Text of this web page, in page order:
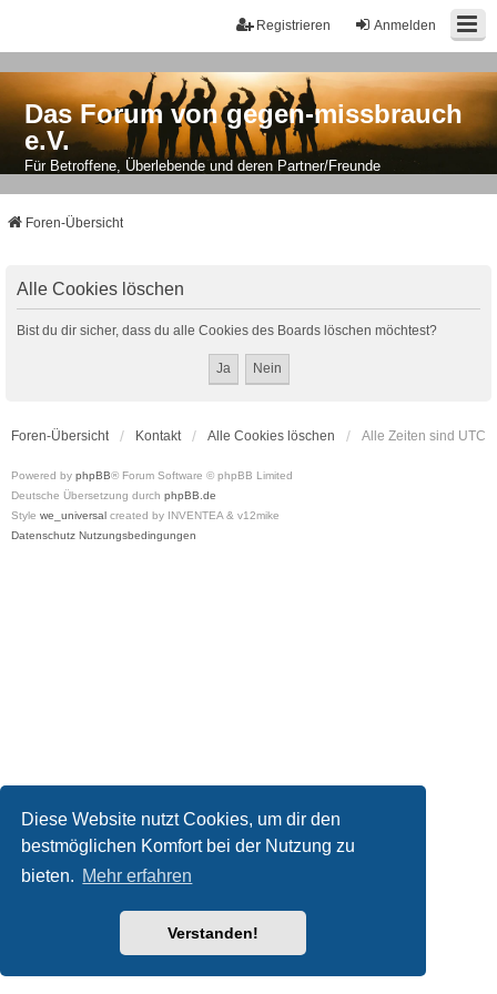
Diese Website nutzt Cookies, um dir den
bestmöglichen Komfort bei der Nutzung zu
bieten. Mehr erfahren
Verstanden!
Anmelden
Registrieren
Das Forum von gegen-missbrauch
e.V.
Für Betroffene, Überlebende und deren Partner/Freunde
Foren-Übersicht
Alle Cookies löschen
Bist du dir sicher, dass du alle Cookies des Boards löschen möchtest?
Foren-Übersicht Kontakt Alle Cookies löschen Alle Zeiten sind UTC
Powered by phpBB® Forum Software © phpBB Limited
Deutsche Übersetzung durch phpBB.de
Style we_universal created by INVENTEA & v12mike
Datenschutz Nutzungsbedingungen